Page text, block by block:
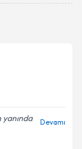
yanında
Devamı